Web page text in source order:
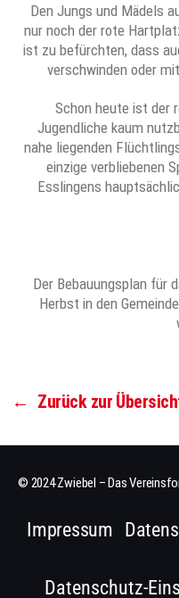
Den Jungs und Mädels
nur noch der rote
ist zu befürchten, dass
verschwinden oder
Schon heute ist der
Jugendliche kaum
nahe liegenden
einzige verbliebenen
Esslingens
Der Bebauungsplan für
Herbst in den
← Zurück zur
© 2024 Zwiebel – Das
Impressum
Datenschutz-